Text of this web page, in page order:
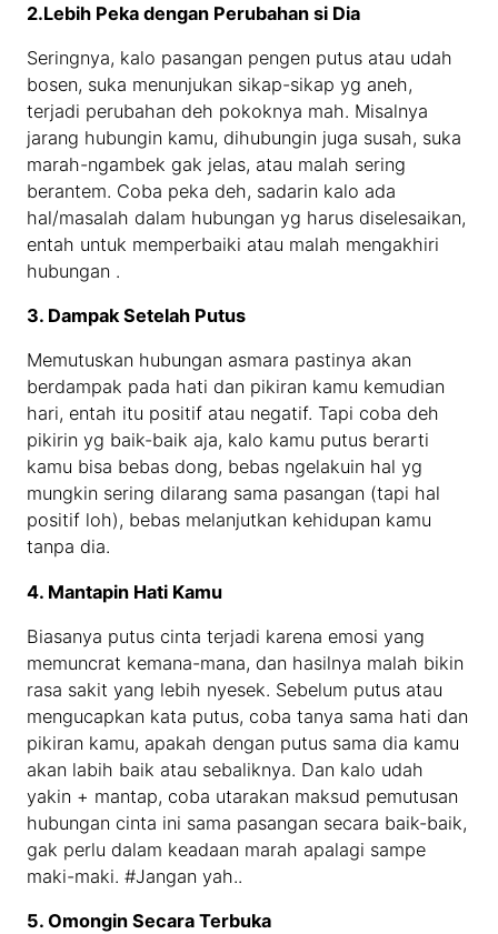
2.Lebih Peka dengan Perubahan si Dia
Seringnya, kalo pasangan pengen putus atau udah
bosen, suka menunjukan sikap-sikap yg aneh,
terjadi perubahan deh pokoknya mah. Misalnya
jarang hubungin kamu, dihubungin juga susah, suka
marah-ngambek gak jelas, atau malah sering
berantem. Coba peka deh, sadarin kalo ada
hal/masalah dalam hubungan yg harus diselesaikan,
entah untuk memperbaiki atau malah mengakhiri
hubungan .
3. Dampak Setelah Putus
Memutuskan hubungan asmara pastinya akan
berdampak pada hati dan pikiran kamu kemudian
hari, entah itu positif atau negatif. Tapi coba deh
pikirin yg baik-baik aja, kalo kamu putus berarti
kamu bisa bebas dong, bebas ngelakuin hal yg
mungkin sering dilarang sama pasangan (tapi hal
positif loh), bebas melanjutkan kehidupan kamu
tanpa dia.
4. Mantapin Hati Kamu
Biasanya putus cinta terjadi karena emosi yang
memuncrat kemana-mana, dan hasilnya malah bikin
rasa sakit yang lebih nyesek. Sebelum putus atau
mengucapkan kata putus, coba tanya sama hati dan
pikiran kamu, apakah dengan putus sama dia kamu
akan labih baik atau sebaliknya. Dan kalo udah
yakin + mantap, coba utarakan maksud pemutusan
hubungan cinta ini sama pasangan secara baik-baik,
gak perlu dalam keadaan marah apalagi sampe
maki-maki. #Jangan yah..
5. Omongin Secara Terbuka